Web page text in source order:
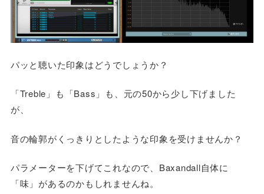
パッと聴いた印象はどうでしょうか？
「Treble」も「Bass」も、元の50から少し下げました
が、
音の輪郭がくっきりとしたような印象を受けませんか？
パラメーターを下げてこれなので、Baxandall自体に
「味」があるのかもしれませんね。